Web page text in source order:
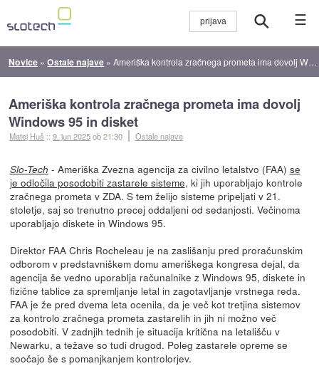
☰
Novice »Ostale najave »Ameriška kontrola zračnega prometa ima dovolj Windows 95 in disket
Ameriška kontrola zračnega prometa ima dovolj
Windows 95 in disket
Matej Huš ::9. jun 2025ob 21:30 Ostale najave
Slo-Tech - Ameriška Zvezna agencija za civilno letalstvo (FAA) se
je odločila posodobiti zastarele sisteme, ki jih uporabljajo kontrole
zračnega prometa v ZDA. S tem želijo sisteme pripeljati v 21.
stoletje, saj so trenutno precej oddaljeni od sedanjosti. Večinoma
uporabljajo diskete in Windows 95.
Direktor FAA Chris Rocheleau je na zaslišanju pred proračunskim
odborom v predstavniškem domu ameriškega kongresa dejal, da
agencija še vedno uporablja računalnike z Windows 95, diskete in
fizične tablice za spremljanje letal in zagotavljanje vrstnega reda.
FAA je že pred dvema leta ocenila, da je več kot tretjina sistemov
za kontrolo zračnega prometa zastarelih in jih ni možno več
posodobiti. V zadnjih tednih je situacija kritična na letališču v
Newarku, a težave so tudi drugod. Poleg zastarele opreme se
soočajo še s pomanjkanjem kontrolorjev.